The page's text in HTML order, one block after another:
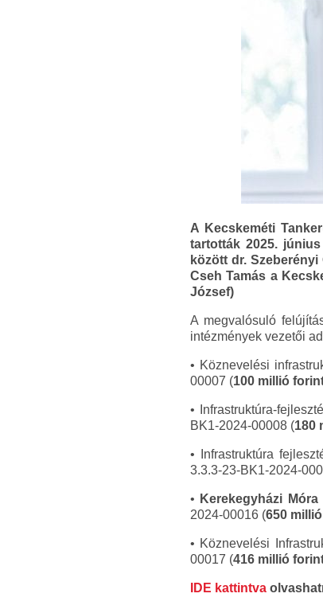
A Kecskeméti
tartották 2025.
között dr.
Cseh Tamás a
József)
A megvalósuló
intézmények vezetői
• Köznevelési
00007 (100 millió
• Infrastruktúra-
BK1-2024-00008 (180
• Infrastruktúra
3.3.3-23-BK1-2024-
• Kerekegyházi
2024-00016 (650
• Köznevelési
00017 (416 millió
IDE kattintva